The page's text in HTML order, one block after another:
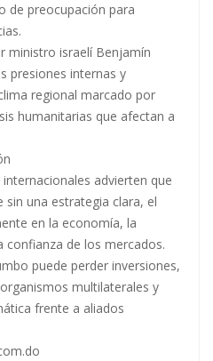
de preocupación para
ministro israelí Benjamín
presiones internas y
regional marcado por
humanitarias que afectan a
advierten que
sin una estrategia clara, el
en la economía, la
confianza de los mercados.
puede perder inversiones,
multilaterales y
frente a aliados